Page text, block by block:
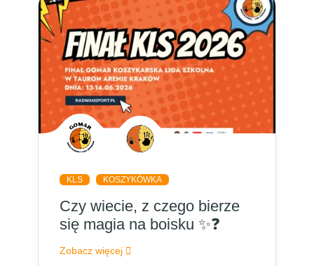
KLS KOSZYKÓWKA
Czy wiecie, z czego bierze
się magia na boisku ✨❓
Zobacz więcej